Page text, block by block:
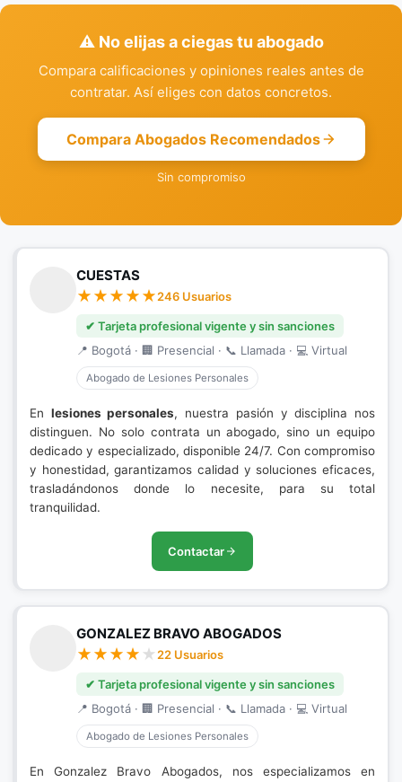
⚠️ No elijas a ciegas tu abogado
Compara calificaciones y opiniones reales antes de
contratar. Así eliges con datos concretos.
Compara Abogados Recomendados
Sin compromiso
CUESTAS
246 Usuarios
✔ Tarjeta profesional vigente y sin sanciones
📍 Bogotá · 🏢 Presencial · 📞 Llamada · 💻 Virtual
Abogado de Lesiones Personales
En lesiones personales, nuestra pasión y disciplina nos
distinguen. No solo contrata un abogado, sino un equipo
dedicado y especializado, disponible 24/7. Con compromiso
y honestidad, garantizamos calidad y soluciones eficaces,
trasladándonos donde lo necesite, para su total
tranquilidad.
Contactar
GONZALEZ BRAVO ABOGADOS
22 Usuarios
✔ Tarjeta profesional vigente y sin sanciones
📍 Bogotá · 🏢 Presencial · 📞 Llamada · 💻 Virtual
Abogado de Lesiones Personales
En Gonzalez Bravo Abogados, nos especializamos en